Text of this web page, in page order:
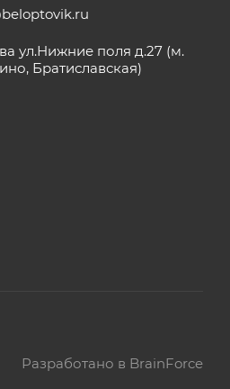
ул.Нижние поля д.27 (м.
Братиславская)
Разработано в BrainForce